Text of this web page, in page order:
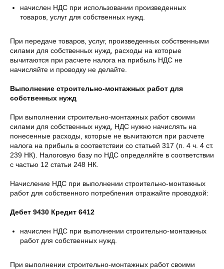
начислен НДС при использовании произведенных
товаров, услуг для собственных нужд.
При передаче товаров, услуг, произведенных собственными
силами для собственных нужд, расходы на которые
вычитаются при расчете налога на прибыль НДС не
начисляйте и проводку не делайте.
Выполнение строительно-монтажных работ для
собственных нужд
При выполнении строительно-монтажных работ своими
силами для собственных нужд, НДС нужно начислять на
понесенные расходы, которые не вычитаются при расчете
налога на прибыль в соответствии со статьей 317 (п. 4 ч. 4 ст.
239 НК). Налоговую базу по НДС определяйте в соответствии
с частью 12 статьи 248 НК.
Начисление НДС при выполнении строительно-монтажных
работ для собственного потребления отражайте проводкой:
Дебет 9430 Кредит 6412
начислен НДС при выполнении строительно-монтажных
работ для собственных нужд.
При выполнении строительно-монтажных работ своими